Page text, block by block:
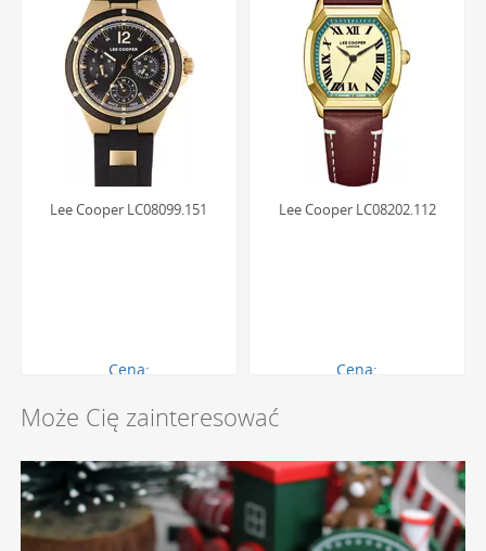
Lee Cooper LC08099.151
Cena:
Lee Cooper LC08202.112
Cena:
Może Cię zainteresować